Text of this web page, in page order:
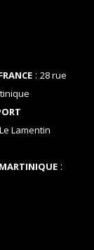
: 28 rue
Lamentin
: